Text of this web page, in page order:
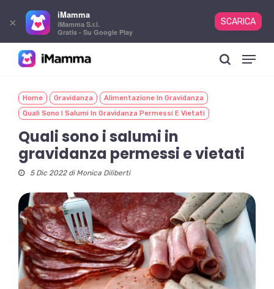
content
Menu
Home Gravidanza
Alimentazione In Gravidanza
Quali Sono I Salumi In Gravidanza Permessi E Vietati
Quali sono i salumi in
gravidanza permessi e vietati
5 Dic 2022 di Monica Diliberti
×
iMamma
iMamma S.r.l.
Gratis - Su Google Play
SCARICA